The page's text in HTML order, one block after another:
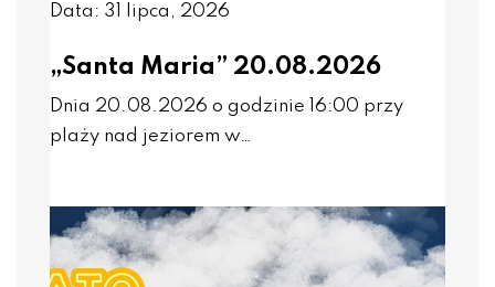
Data: 31 lipca, 2026
„Santa Maria” 20.08.2026
Dnia 20.08.2026 o godzinie 16:00 przy
plaży nad jeziorem w…